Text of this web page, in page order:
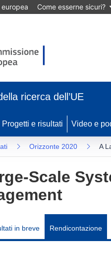
europea Come esserne sicuri?
ricerca dell’UE
Progetti e risultati Video e
Orizzonte 2020 A
Scale
in breve Rendicontazione